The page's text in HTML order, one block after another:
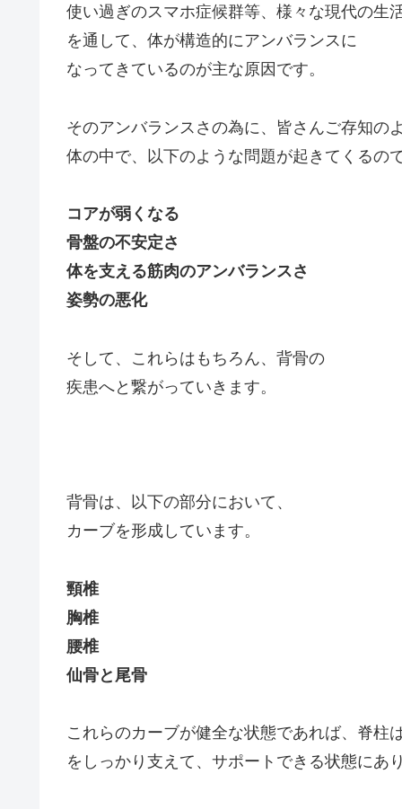
使い過ぎのスマホ症候群等、様々な現代の生
を通して、体が構造的にアンバランスに
なってきているのが主な原因です。
そのアンバランスさの為に、皆さんご存知の
体の中で、以下のような問題が起きてくるので
コアが弱くなる
骨盤の不安定さ
体を支える筋肉のアンバランスさ
姿勢の悪化
そして、これらはもちろん、背骨の
疾患へと繋がっていきます。
背骨は、以下の部分において、
カーブを形成しています。
頸椎
胸椎
腰椎
仙骨と尾骨
これらのカーブが健全な状態であれば、脊柱
をしっかり支えて、サポートできる状態にあり